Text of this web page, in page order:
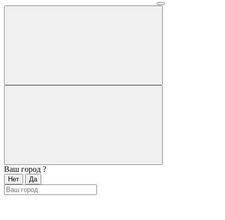
Ваш город ?
Нет Да